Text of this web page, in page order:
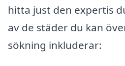
hitta just den expertis
av de städer du kan
sökning inkluderar: